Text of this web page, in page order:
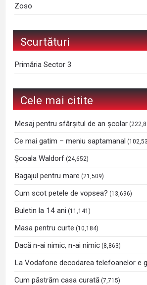
Zoso
Scurtături
Primăria Sector 3
Cele mai citite
Mesaj pentru sfârșitul de an școlar
Ce mai gatim – meniu saptamanal
Şcoala Waldorf (24,652)
Bagajul pentru mare (21,509)
Cum scot petele de vopsea? (13,696)
Buletin la 14 ani (11,141)
Masa pentru curte (10,184)
Dacă n-ai nimic, n-ai nimic (8,863)
La Vodafone decodarea telefoanelor e
Cum păstrăm casa curată (7,715)